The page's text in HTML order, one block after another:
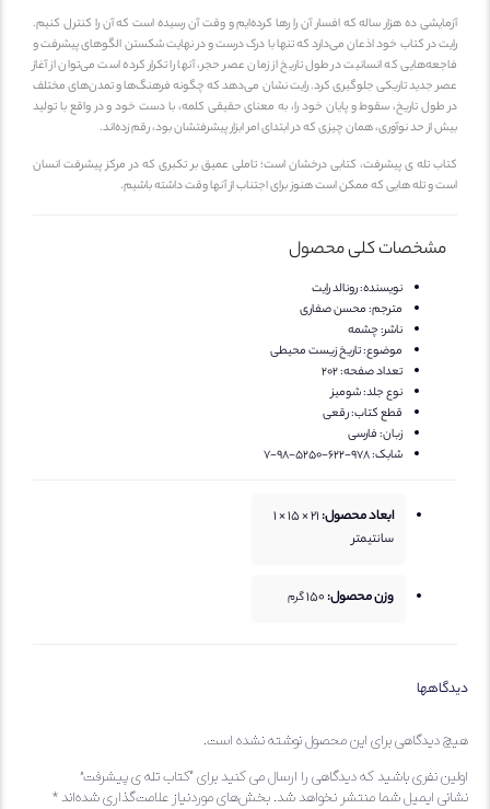
آزمایشی ده هزار ساله که افسار آن را رها کرده‌ایم و وقت آن رسیده است که آن را کنترل کنیم.
رایت در کتاب خود اذعان می‌دارد که تنها با درک درست و در نهایت شکستن الگوهای پیشرفت و
فاجعه‌هایی که انسانیت در طول تاریخ از زمان عصر حجر، آنها را تکرار کرده است می‌توان از آغاز
عصر جدید تاریکی جلوگیری کرد. رایت نشان می‌دهد که چگونه فرهنگ‌ها و تمدن‌های مختلف
در طول تاریخ، سقوط و پایان خود را، به معنای حقیقی کلمه، با دست خود و در واقع با تولید
بیش از حد نوآوری، همان چیزی که در ابتدای امر ابزار پیشرفتشان بود، رقم زده‌اند.
کتاب تله ی پیشرفت، کتابی درخشان است؛ تاملی عمیق بر تکبری که در مرکز پیشرفت انسان
است و تله هایی که ممکن است هنوز برای اجتناب از آنها وقت داشته باشیم.
مشخصات کلی محصول
نویسنده:رونالد رایت
مترجم:محسن صفاری
ناشر: چشمه
موضوع:تاریخ زیست محیطی
تعداد صفحه:202
نوع جلد:شومیز
قطع کتاب:رقعی
زبان: فارسی
شابک:978-622-5250-98-7
ابعاد محصول:
21 × 15 × 1
سانتیمتر
وزن محصول:150 گرم
دیدگاهها
هیچ دیدگاهی برای این محصول نوشته نشده است.
اولین نفری باشید که دیدگاهی را ارسال می کنید برای “کتاب تله ی پیشرفت”
نشانی ایمیل شما منتشر نخواهد شد. بخش‌های موردنیاز علامت‌گذاری شده‌اند*